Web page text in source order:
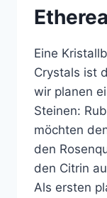
Eine
Crystals ist
wir planen
Steinen:
möchten
den
den Citrin
Als ersten